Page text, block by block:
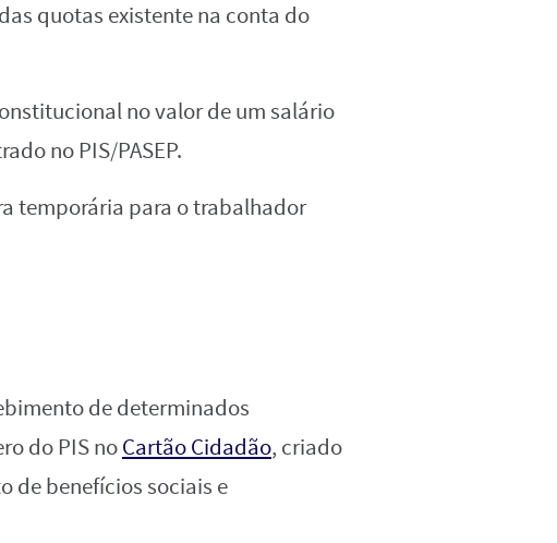
quotas existente na conta do
no valor de um salário
no PIS/PASEP.
temporária para o trabalhador
de determinados
do PIS noCartão Cidadão, criado
de benefícios sociais e